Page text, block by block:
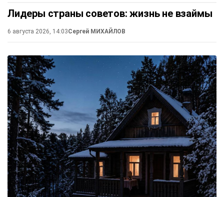
Лидеры страны советов: жизнь не взаймы
6 августа 2026, 14:03Сергей МИХАЙЛОВ